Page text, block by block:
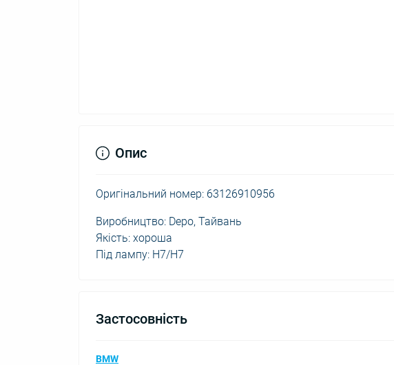
Опис
Оригінальний номер: 63126910956
Виробництво: Depo, Тайвань
Якість: хороша
Під лампу: H7/H7
Застосовність
BMW